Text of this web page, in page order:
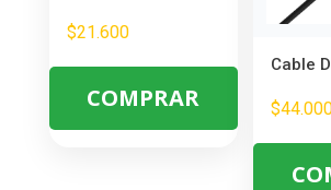
$21.600
COMPRAR $